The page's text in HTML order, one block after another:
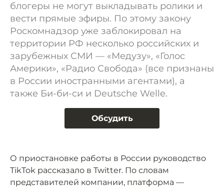
блогеры не могут выкладывать ролики и
вести прямые эфиры. По этому закону
Роскомнадзор уже заблокировал на
территории РФ несколько российских и
зарубежных СМИ — «Медузу», «Голос
Америки», «Радио Свобода» (все признаны
в России иностранными агентами), а
также Би-би-си и Deutsche Welle.
Обсудить
О приостановке работы в России руководство
TikTok рассказало в Twitter. По словам
представителей компании, платформа —